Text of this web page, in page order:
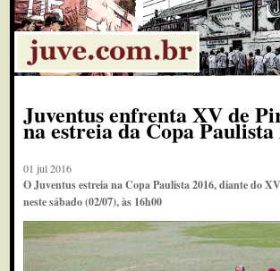
Juventus enfrenta XV de
na estreia da Copa Paulista
01 jul 2016
O Juventus estreia na Copa Paulista 2016, diante do
neste sábado (02/07), às 16h00